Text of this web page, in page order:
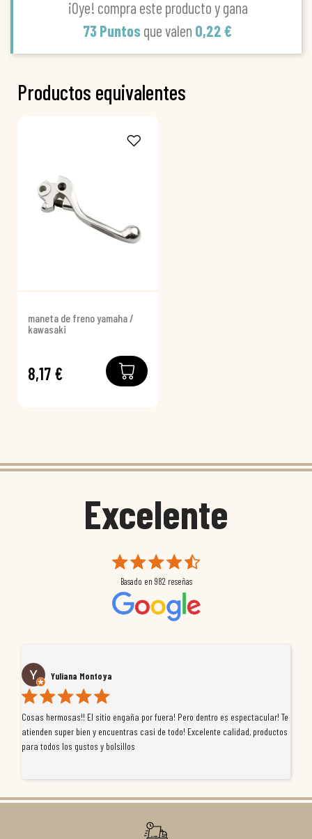
¡Oye! compra este producto y gana
73 Puntos que valen 0,22 €
Productos equivalentes
maneta de freno yamaha /
kawasaki
8,17 €
Excelente
Basado en 982 reseñas
Yuliana Montoya
Cosas hermosas!! El sitio engaña por fuera! Pero dentro es espectacular! Te
atienden super bien y encuentras casi de todo! Excelente calidad, productos
para todos los gustos y bolsillos